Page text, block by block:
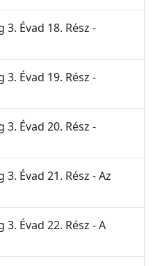
3. Évad 18. Rész -
3. Évad 19. Rész -
3. Évad 20. Rész -
Évad 21. Rész - Az
3. Évad 22. Rész - A